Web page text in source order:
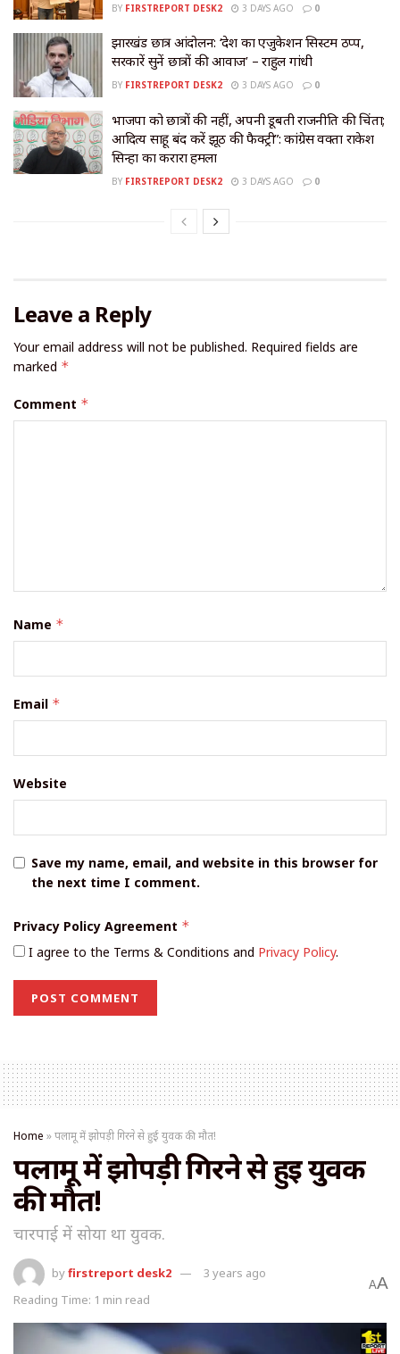
BY FIRSTREPORT DESK2 3 DAYS AGO 0
झारखंड छात्र आंदोलन: ‘देश का एजुकेशन सिस्टम ठप्प,
सरकारें सुनें छात्रों की आवाज’ – राहुल गांधी
BY FIRSTREPORT DESK2 3 DAYS AGO 0
भाजपा को छात्रों की नहीं, अपनी डूबती राजनीति की चिंता;
आदित्य साहू बंद करें झूठ की फैक्ट्री”: कांग्रेस प्रवक्ता राकेश
सिन्हा का करारा हमला
BY FIRSTREPORT DESK2 3 DAYS AGO 0
Leave a Reply
Your email address will not be published. Required fields are
marked *
Comment *
Name *
Email *
Website
Save my name, email, and website in this browser for
the next time I comment.
Privacy Policy Agreement *
I agree to the Terms & Conditions and Privacy Policy.
Home »पलामू में झोपड़ी गिरने से हुई युवक की मौत!
पलामू में झोपड़ी गिरने से हुई युवक
की मौत!
चारपाई में सोया था युवक.
byfirstreport desk2
3 years ago
Reading Time: 1 min read
AA